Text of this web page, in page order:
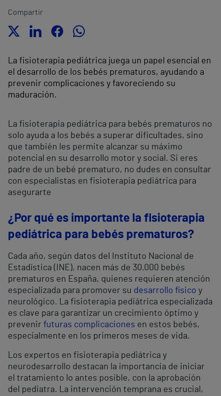
Compartir
La fisioterapia pediátrica juega un papel esencial en
el desarrollo de los bebés prematuros, ayudando a
prevenir complicaciones y favoreciendo su
maduración.
La fisioterapia pediátrica para bebés prematuros no
solo ayuda a los bebés a superar dificultades, sino
que también les permite alcanzar su máximo
potencial en su desarrollo motor y social. Si eres
padre de un bebé prematuro, no dudes en consultar
con especialistas en fisioterapia pediátrica para
asegurarte
¿Por qué es importante la fisioterapia
pediátrica para bebés prematuros?
Cada año, según datos del Instituto Nacional de
Estadística (INE), nacen más de 30.000 bebés
prematuros en España, quienes requieren atención
especializada para promover su desarrollo físico y
neurológico. La fisioterapia pediátrica especializada
es clave para garantizar un crecimiento óptimo y
prevenir futuras complicaciones en estos bebés,
especialmente en los primeros meses de vida.
Los expertos en fisioterapia pediátrica y
neurodesarrollo destacan la importancia de iniciar
el tratamiento lo antes posible, con la aprobación
del pediatra. La intervención temprana es crucial,